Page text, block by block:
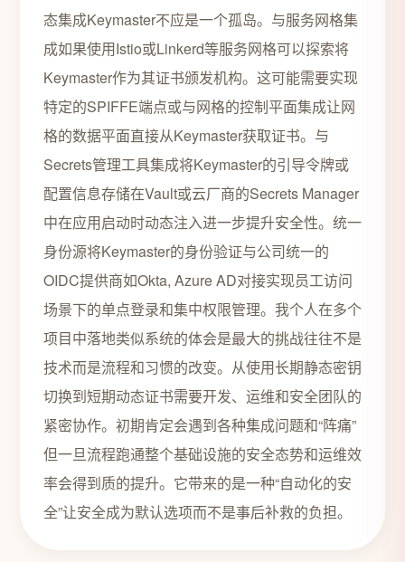
态集成Keymaster不应是一个孤岛。与服务网格集
成如果使用Istio或Linkerd等服务网格可以探索将
Keymaster作为其证书颁发机构。这可能需要实现
特定的SPIFFE端点或与网格的控制平面集成让网
格的数据平面直接从Keymaster获取证书。与
Secrets管理工具集成将Keymaster的引导令牌或
配置信息存储在Vault或云厂商的Secrets Manager
中在应用启动时动态注入进一步提升安全性。统一
身份源将Keymaster的身份验证与公司统一的
OIDC提供商如Okta, Azure AD对接实现员工访问
场景下的单点登录和集中权限管理。我个人在多个
项目中落地类似系统的体会是最大的挑战往往不是
技术而是流程和习惯的改变。从使用长期静态密钥
切换到短期动态证书需要开发、运维和安全团队的
紧密协作。初期肯定会遇到各种集成问题和“阵痛”
但一旦流程跑通整个基础设施的安全态势和运维效
率会得到质的提升。它带来的是一种“自动化的安
全”让安全成为默认选项而不是事后补救的负担。